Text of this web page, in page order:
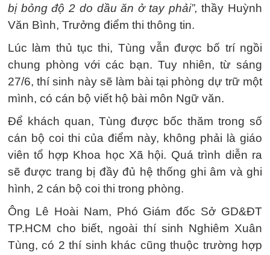
bị bỏng độ 2 do dầu ăn ở tay phải”, thầy Huỳnh
Văn Bình, Trưởng điểm thi thông tin.
Lúc làm thủ tục thi, Tùng vẫn được bố trí ngồi
chung phòng với các bạn. Tuy nhiên, từ sáng
27/6, thí sinh này sẽ làm bài tại phòng dự trữ một
mình, có cán bộ viết hộ bài môn Ngữ văn.
Để khách quan, Tùng được bốc thăm trong số
cán bộ coi thi của điểm này, không phải là giáo
viên tổ hợp Khoa học Xã hội. Quá trình diễn ra
sẽ được trang bị đầy đủ hệ thống ghi âm và ghi
hình, 2 cán bộ coi thi trong phòng.
Ông Lê Hoài Nam, Phó Giám đốc Sở GD&ĐT
TP.HCM cho biết, ngoài thí sinh Nghiêm Xuân
Tùng, có 2 thí sinh khác cũng thuộc trường hợp